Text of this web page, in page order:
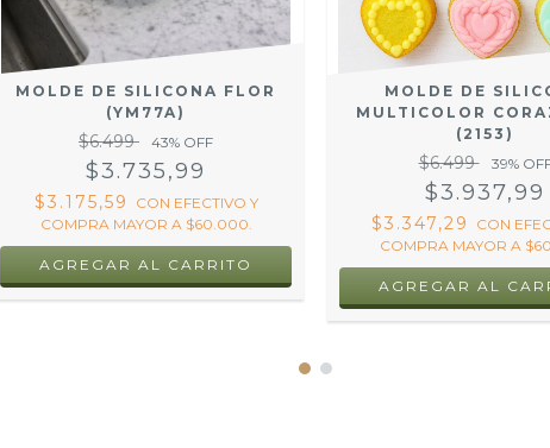
MOLDE DE SILICONA FLOR
(YM77A)
$6.499 43% OFF
$3.735,99
$3.175,59 CON EFECTIVO Y
COMPRA MAYOR A $60.000.
MOLDE DE
MULTICOLOR
(2153)
$6.499 39%
$3.937,99
$3.347,29 CON
COMPRA MAYOR A